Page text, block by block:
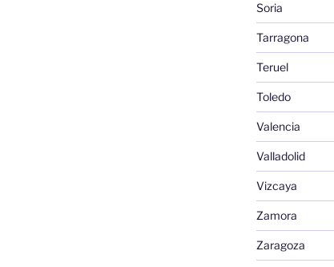
Soria
Tarragona
Teruel
Toledo
Valencia
Valladolid
Vizcaya
Zamora
Zaragoza